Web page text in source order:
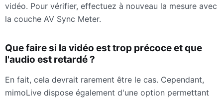
vidéo. Pour vérifier, effectuez à nouveau la mesure avec
la couche AV Sync Meter.
Que faire si la vidéo est trop précoce et que
l'audio est retardé ?
En fait, cela devrait rarement être le cas. Cependant,
mimoLive dispose également d'une option permettant